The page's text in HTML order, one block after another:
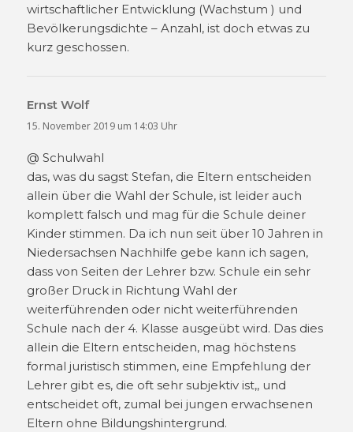
wirtschaftlicher Entwicklung (Wachstum ) und
Bevölkerungsdichte – Anzahl, ist doch etwas zu
kurz geschossen.
Ernst Wolfsagt:
15. November 2019 um 14:03 Uhr
@ Schulwahl
das, was du sagst Stefan, die Eltern entscheiden
allein über die Wahl der Schule, ist leider auch
komplett falsch und mag für die Schule deiner
Kinder stimmen. Da ich nun seit über 10 Jahren in
Niedersachsen Nachhilfe gebe kann ich sagen,
dass von Seiten der Lehrer bzw. Schule ein sehr
großer Druck in Richtung Wahl der
weiterführenden oder nicht weiterführenden
Schule nach der 4. Klasse ausgeübt wird. Das dies
allein die Eltern entscheiden, mag höchstens
formal juristisch stimmen, eine Empfehlung der
Lehrer gibt es, die oft sehr subjektiv ist,, und
entscheidet oft, zumal bei jungen erwachsenen
Eltern ohne Bildungshintergrund.